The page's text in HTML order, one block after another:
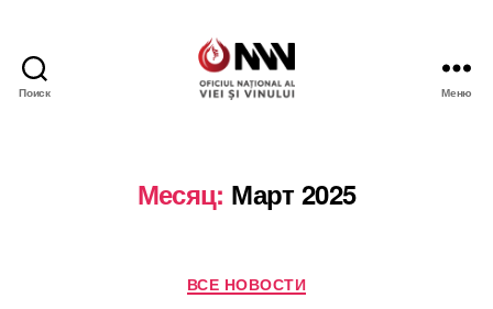
Поиск Меню
Месяц: Март 2025
Рубрики
ВСЕ НОВОСТИ